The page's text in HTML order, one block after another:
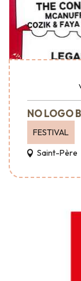
NO LOGO
FESTIVAL
Saint-Père